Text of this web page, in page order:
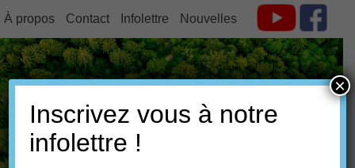
À propos Contact Infolettre Nouvelles
FORÊT ESTRIE
Inscrivez vous à notre
infolettre !
×